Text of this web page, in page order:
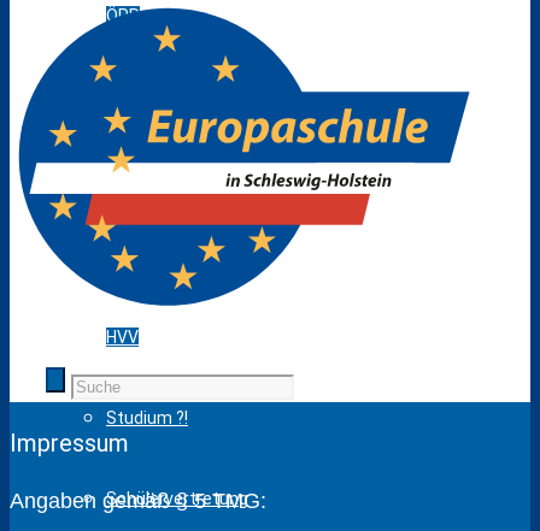
ÖPR
Neu an unserer Schule
Schulleben
HVV
Studium ?!
Schülervertretung
Impressum
Angaben gemäß § 5 TMG: